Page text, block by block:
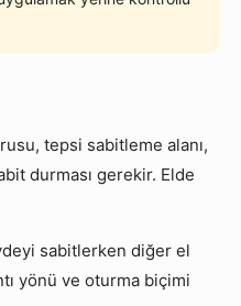
tepsi sabitleme alanı,
durması gerekir. Elde
sabitlerken diğer el
yönü ve oturma biçimi